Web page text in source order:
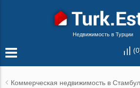
Недвижимость в Турции
(0
Коммерческая недвижимость в